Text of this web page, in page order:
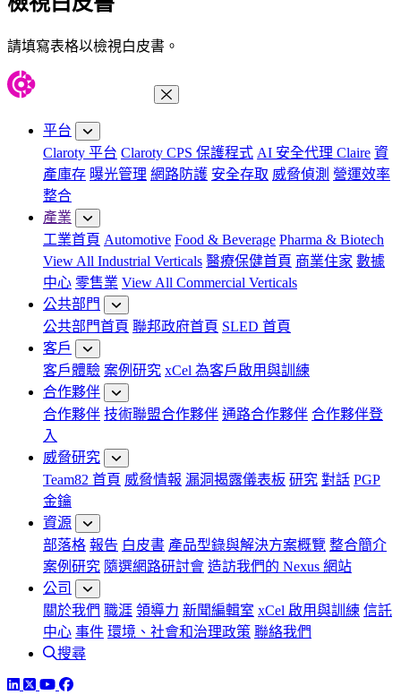
請填寫表格以檢視白皮書。
平台
Claroty 平台 Claroty CPS 保護程式 AI 安全代理 Claire 資
產庫存 曝光管理 網路防護 安全存取 威脅偵測 營運效率
整合
產業
工業首頁 Automotive Food & Beverage Pharma & Biotech
View All Industrial Verticals 醫療保健首頁 商業住家 數據
中心 零售業 View All Commercial Verticals
公共部門
公共部門首頁 聯邦政府首頁 SLED 首頁
客戶
客戶體驗 案例研究 xCel 為客戶啟用與訓練
合作夥伴
合作夥伴 技術聯盟合作夥伴 通路合作夥伴 合作夥伴登
入
威脅研究
Team82 首頁 威脅情報 漏洞揭露儀表板 研究 對話 PGP
金鑰
資源
部落格 報告 白皮書 產品型錄與解決方案概覽 整合簡介
案例研究 隨選網路研討會 造訪我們的 Nexus 網站
公司
關於我們 職涯 領導力 新聞編輯室 xCel 啟用與訓練 信託
中心 事件 環境、社會和治理政策 聯絡我們
搜尋
LinkedIn
TwitterYouTube
Facebook